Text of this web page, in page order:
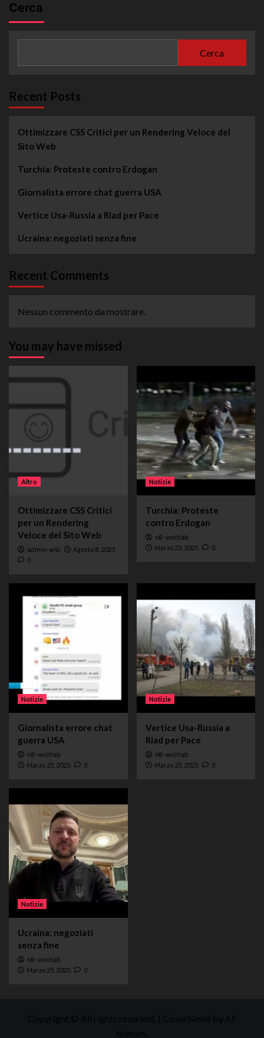
Cerca
Cerca
Recent Posts
Ottimizzare CSS Critici per un Rendering Veloce del
Sito Web
Turchia: Proteste contro Erdogan
Giornalista errore chat guerra USA
Vertice Usa-Russia a Riad per Pace
Ucraina: negoziati senza fine
Recent Comments
Nessun commento da mostrare.
You may have missed
Altro
Ottimizzare CSS Critici
per un Rendering
Veloce del Sito Web
admin-wlb Agosto 8, 2025
0
Notizie
Turchia: Proteste
contro Erdogan
n8-woltlab
Marzo 25, 2025 0
Notizie
Giornalista errore chat
guerra USA
n8-woltlab
Marzo 25, 2025 0
Notizie
Vertice Usa-Russia a
Riad per Pace
n8-woltlab
Marzo 25, 2025 0
Notizie
Ucraina: negoziati
senza fine
n8-woltlab
Marzo 25, 2025 0